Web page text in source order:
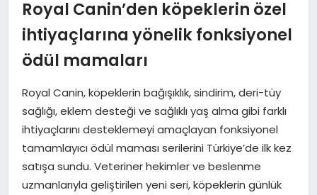
EKONOMI
EĞITIM
SAĞLIK
DÜNYA
TEKNOLOJI
Royal Canin’den köpeklerin özel
ihtiyaçlarına yönelik fonksiyonel
ödül mamaları
Royal Canin, köpeklerin bağışıklık, sindirim, deri-tüy
sağlığı, eklem desteği ve sağlıklı yaş alma gibi farklı
ihtiyaçlarını desteklemeyi amaçlayan fonksiyonel
tamamlayıcı ödül maması serilerini Türkiye’de ilk kez
satışa sundu. Veteriner hekimler ve beslenme
uzmanlarıyla geliştirilen yeni seri, köpeklerin günlük